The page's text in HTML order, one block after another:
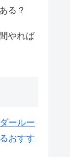
る？
やれば
ールー
おすす